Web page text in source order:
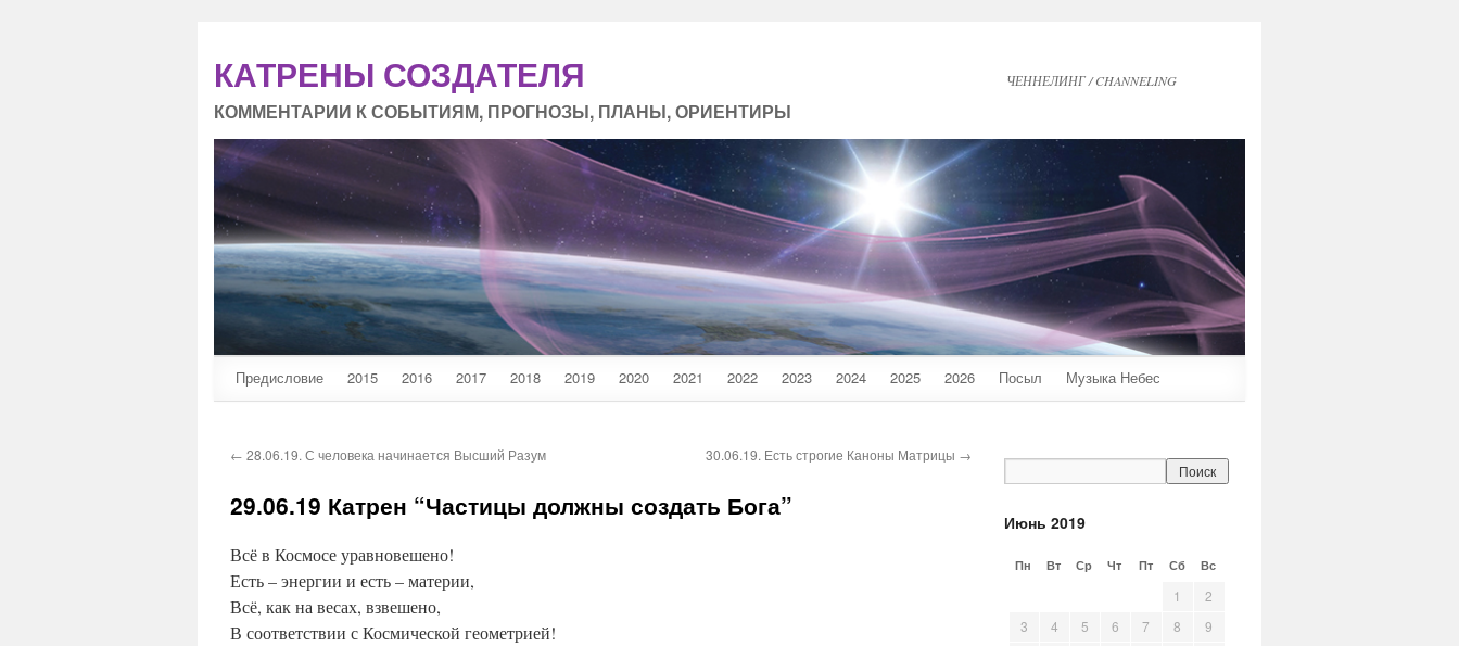
ЧЕННЕЛИНГ / CHANNELING
КАТРЕНЫ СОЗДАТЕЛЯ
КОММЕНТАРИИ К СОБЫТИЯМ, ПРОГНОЗЫ, ПЛАНЫ, ОРИЕНТИРЫ
Предисловие 2015 2016 2017 2018 2019 2020 2021 2022 2023 2024 2025 2026 Посыл Музыка Небес
Июнь 2019
Пн Вт Ср Чт Пт Сб Вс
1
2
3
4 5 6 7 8
9
← 28.06.19. С человека начинается Высший Разум 30.06.19. Есть строгие Каноны Матрицы →
29.06.19 Катрен “Частицы должны создать Бога”
Всё в Космосе уравновешено!
Есть – энергии и есть – материи,
Всё, как на весах, взвешено,
В соответствии с Космической геометрией!